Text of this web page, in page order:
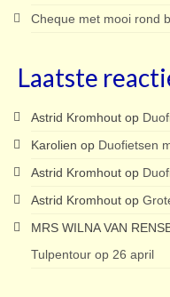
Cheque met mooi rond
Laatste
Astrid Kromhout op
Karolien op Duofietsen
Astrid Kromhout op
Astrid Kromhout op
MRS WILNA VAN
Tulpentour op 26 april